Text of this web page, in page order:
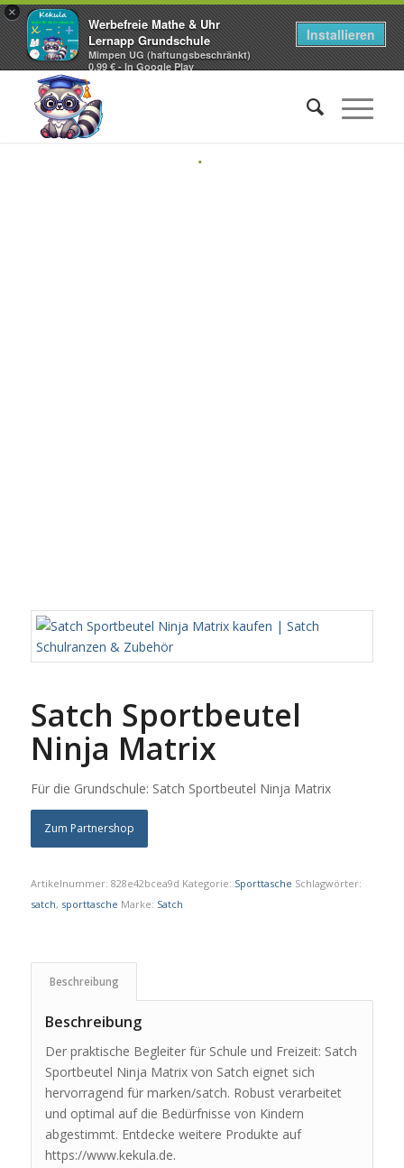
×
Werbefreie Mathe & Uhr
Lernapp Grundschule
Mimpen UG (haftungsbeschränkt)
0,99 € - In Google Play
Installieren
Satch Sportbeutel
Ninja Matrix
Für die Grundschule: Satch Sportbeutel Ninja Matrix
Zum Partnershop
Artikelnummer: 828e42bcea9d Kategorie: Sporttasche Schlagwörter:
satch, sporttasche Marke: Satch
Beschreibung
Beschreibung
Der praktische Begleiter für Schule und Freizeit: Satch
Sportbeutel Ninja Matrix von Satch eignet sich
hervorragend für marken/satch. Robust verarbeitet
und optimal auf die Bedürfnisse von Kindern
abgestimmt. Entdecke weitere Produkte auf
https://www.kekula.de.